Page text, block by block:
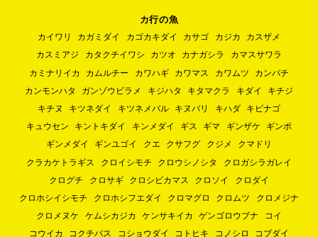
カ行の魚
カイワリ カガミダイ カゴカキダイ カサゴ カジカ
カスザメ
カスミアジ
カタクチイワシ カツオ カナガシラ
カマスサワラ
カミナリイカ
カムルチー カワハギ カワマス カワムツ
カンパチ
カンモンハタ
ガンゾウビラメ キジハタ キタマクラ キダイ
キチジ
キチヌ
キツネダイ キツネメバル キヌバリ キハダ
キビナゴ
キュウセン
キントキダイ キンメダイ ギス ギマ ギンザケ
ギンポ
ギンメダイ
ギンユゴイ クエ クサフグ クジメ
クマドリ
クラカケトラギス
クロイシモチ クロウシノシタ
クロガシラガレイ
クログチ
クロサギ クロシビカマス クロソイ
クロダイ
クロホシイシモチ
クロホシフエダイ クロマグロ クロムツ
クロメジナ
クロメヌケ
ケムシカジカ ケンサキイカ ゲンゴロウブナ
コイ
コウイカ
コクチバス コショウダイ コトヒキ コノシロ
コブダイ